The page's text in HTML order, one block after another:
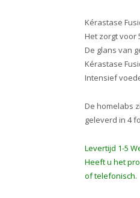
Kérastase
Het zorgt voor
De glans van
Kérastase
Intensief
De homelabs
geleverd in 4
Levertijd 1-5
Heeft u het
of telefonisch.